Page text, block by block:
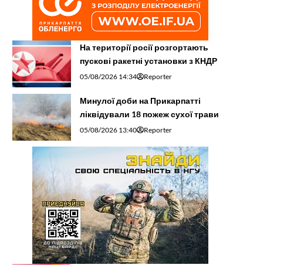
На території росії розгортають
пускові ракетні установки з КНДР
05/08/2026 14:34 Reporter
Минулої доби на Прикарпатті
ліквідували 18 пожеж сухої трави
05/08/2026 13:40 Reporter